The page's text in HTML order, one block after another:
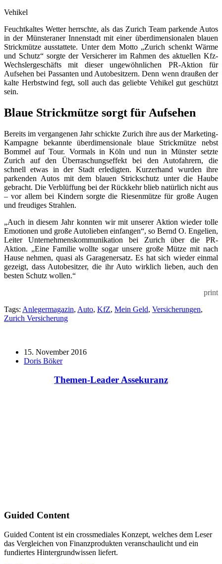
Vehikel
Feuchtkaltes Wetter herrschte, als das Zurich Team parkende Autos
in der Münsteraner Innenstadt mit einer überdimensionalen blauen
Strickmütze ausstattete. Unter dem Motto „Zurich schenkt Wärme
und Schutz“ sorgte der Versicherer im Rahmen des aktuellen Kfz-
Wechslergeschäfts mit dieser ungewöhnlichen PR-Aktion für
Aufsehen bei Passanten und Autobesitzern. Denn wenn draußen der
kalte Herbstwind fegt, soll auch das geliebte Vehikel gut geschützt
sein.
Blaue Strickmütze sorgt für Aufsehen
Bereits im vergangenen Jahr schickte Zurich ihre aus der Marketing-
Kampagne bekannte überdimensionale blaue Strickmütze nebst
Bommel auf Tour. Vormals in Köln und nun in Münster setzte
Zurich auf den Überraschungseffekt bei den Autofahrern, die
schnell etwas in der Stadt erledigten. Kurzerhand wurden ihre
parkenden Autos mit dem blauen Strickschutz unter die Haube
gebracht. Die Verblüffung bei der Rückkehr blieb natürlich nicht aus
– vor allem bei Kindern sorgte die Riesenmütze für große Augen
und freudiges Strahlen.
„Auch in diesem Jahr konnten wir mit unserer Aktion wieder tolle
Emotionen und große Autolieben einfangen“, so Bernd O. Engelien,
Leiter Unternehmenskommunikation bei Zurich über die PR-
Aktion. „Eine Familie wollte sogar unsere große Mütze mit nach
Hause nehmen, quasi als Garagenersatz. Es hat sich wieder einmal
gezeigt, dass Autobesitzer, die ihr Auto wirklich lieben, auch den
besten Schutz wollen.“
print
Tags: Anlegermagazin, Auto, KfZ, Mein Geld, Versicherungen,
Zurich Versicherung
15. November 2016
Doris Böker
Themen-Leader Assekuranz
Guided Content
Guided Content ist ein crossmediales Konzept, welches dem Leser
das Vergleichen von Finanzprodukten veranschaulicht und ein
fundiertes Hintergrundwissen liefert.